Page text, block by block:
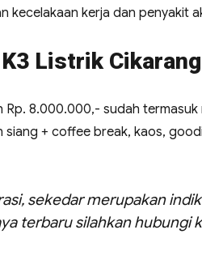
kecelakaan kerja dan penyakit
Listrik Cikarang
Rp. 8.000.000,- sudah
siang + coffee break, kaos,
sekedar merupakan
terbaru silahkan hubungi